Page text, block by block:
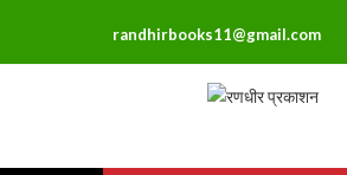
randhirbooks11@gmail.com